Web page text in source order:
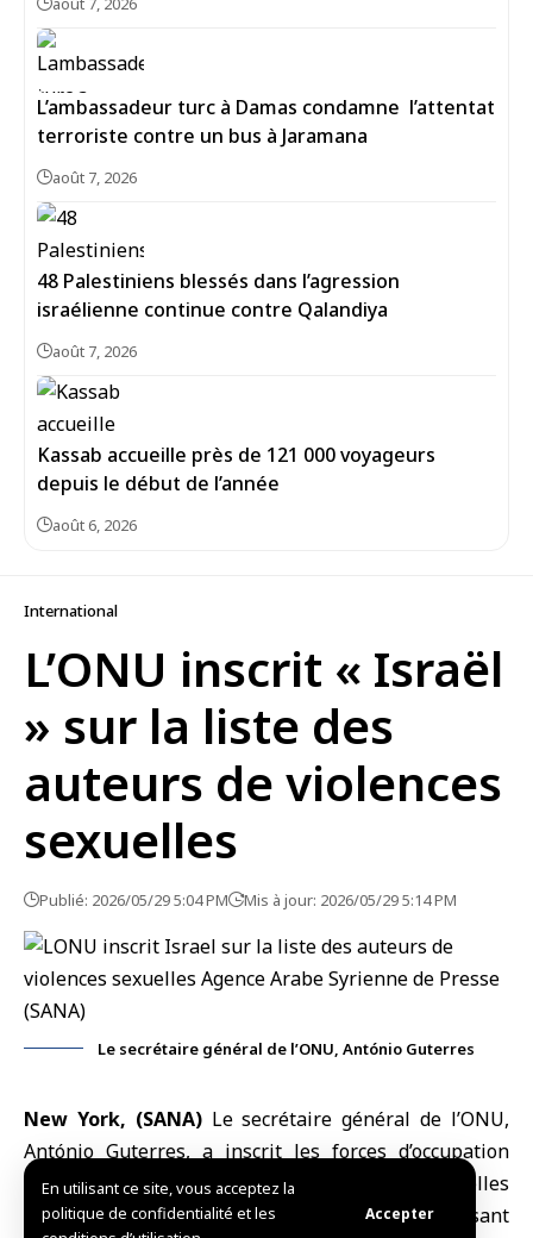
En utilisant ce site, vous acceptez la
politique de confidentialité et les
Accepter
L’ambassadeur turc à Damas condamne l’attentat
terroriste contre un bus à Jaramana
août 7, 2026
48 Palestiniens blessés dans l’agression
israélienne continue contre Qalandiya
août 7, 2026
Kassab accueille près de 121 000 voyageurs
depuis le début de l’année
août 6, 2026
International
L’ONU inscrit « Israël
» sur la liste des
auteurs de violences
sexuelles
Publié: 2026/05/29 5:04 PM Mis à jour: 2026/05/29 5:14 PM
Le secrétaire général de l’ONU, António Guterres
New York, (SANA) Le secrétaire général de l’ONU,
António Guterres, a inscrit les forces d’occupation
israéliennes sur la liste des “parties pour lesquelles
existent des informations crédibles laissant